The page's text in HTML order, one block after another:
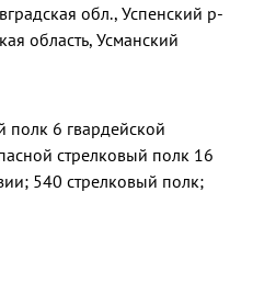
обл., Успенский р-
область, Усманский
полк 6 гвардейской
стрелковый полк 16
540 стрелковый полк;